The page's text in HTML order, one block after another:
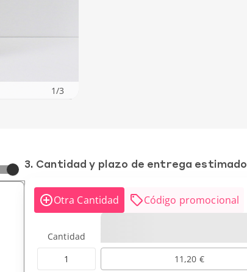
1/3
3. Cantidad y plazo de entrega estimado
Otra Cantidad Código promocional
Cantidad
1
11,20 €